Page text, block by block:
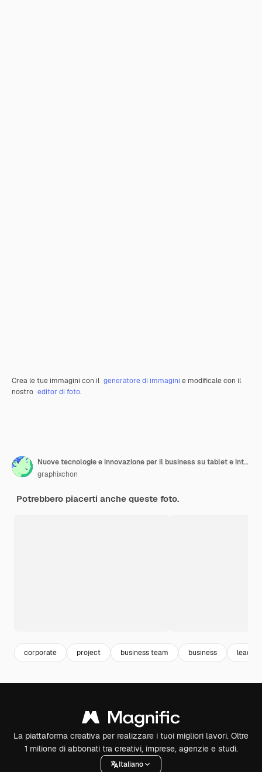
Crea le tue immagini con il generatore di immagini e modificale con il
nostro editor di foto.
Nuove tecnologie e innovazione per il business su tablet e internet
graphixchon
Potrebbero piacerti anche queste foto.
corporate project business team business
La piattaforma creativa per realizzare i tuoi migliori lavori. Oltre
1 milione di abbonati tra creativi, imprese, agenzie e studi.
Italiano